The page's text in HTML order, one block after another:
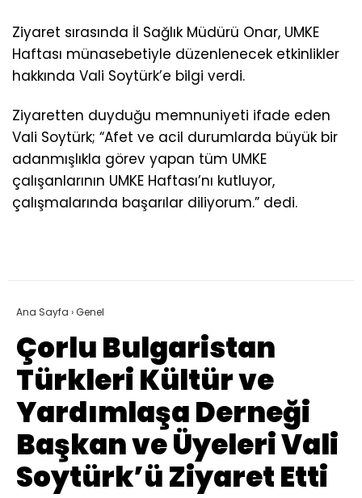
Ziyaret sırasında İl Sağlık Müdürü Onar, UMKE
Haftası münasebetiyle düzenlenecek etkinlikler
hakkında Vali Soytürk’e bilgi verdi.
Ziyaretten duyduğu memnuniyeti ifade eden
Vali Soytürk; “Afet ve acil durumlarda büyük bir
adanmışlıkla görev yapan tüm UMKE
çalışanlarının UMKE Haftası’nı kutluyor,
çalışmalarında başarılar diliyorum.” dedi.
Ana Sayfa ›Genel
Çorlu Bulgaristan
Türkleri Kültür ve
Yardımlaşa Derneği
Başkan ve Üyeleri Vali
Soytürk’ü Ziyaret Etti